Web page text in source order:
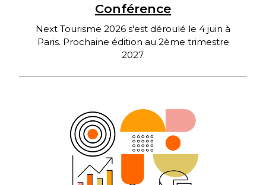
Conférence
Next Tourisme 2026 s'est déroulé le 4 juin à
Paris. Prochaine édition au 2ème trimestre
2027.